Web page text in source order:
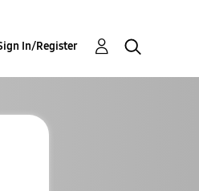
In/Register